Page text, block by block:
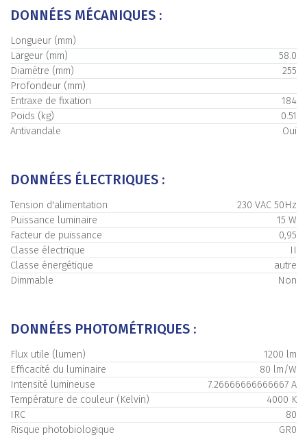
DONNÉES MÉCANIQUES :
Longueur (mm)
Largeur (mm)
58.0
Diamètre (mm)
255
Profondeur (mm)
Entraxe de fixation
184
Poids (kg)
0.51
Antivandale
Oui
DONNÉES ÉLECTRIQUES :
Tension d'alimentation
230 VAC 50Hz
Puissance luminaire
15 W
Facteur de puissance
0,95
Classe électrique
II
Classe énergétique
autre
Dimmable
Non
DONNÉES PHOTOMÉTRIQUES :
Flux utile (lumen)
1200 lm
Efficacité du luminaire
80 lm/W
Intensité lumineuse
7.26666666666667 A
Température de couleur (Kelvin)
4000 K
IRC
80
Risque photobiologique
GR0